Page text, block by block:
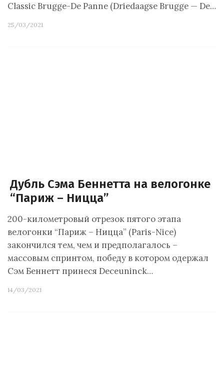
Classic Brugge-De Panne (Driedaagse Brugge — De…
25/03/2021
Дубль Сэма Беннетта на велогонке
“Париж – Ницца”
200-километровый отрезок пятого этапа
велогонки “Париж – Ницца” (Paris-Nice)
закончился тем, чем и предполагалось –
массовым спринтом, победу в котором одержал
Сэм Беннетт принеся Deceuninck…
14/03/2021